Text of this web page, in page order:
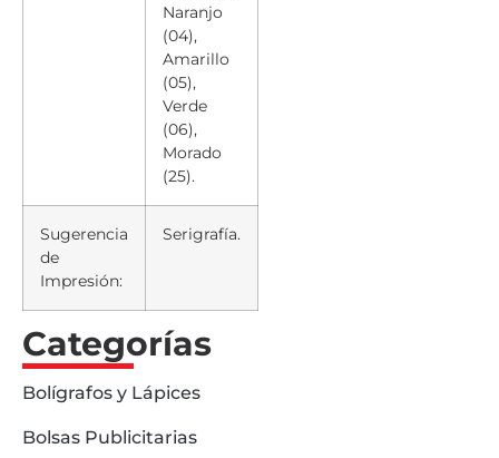
Naranjo
(04),
Amarillo
(05),
Verde
(06),
Morado
(25).
Sugerencia
de
Impresión:
Serigrafía.
Categorías
Bolígrafos y Lápices
Bolsas Publicitarias